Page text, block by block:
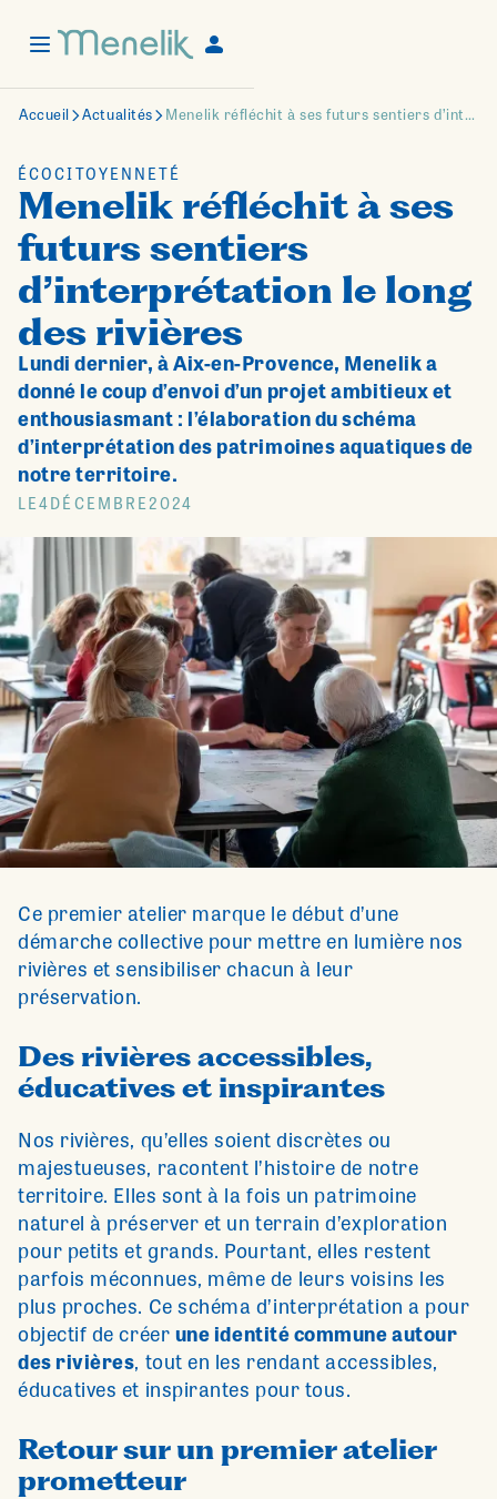
Accueil Actualités Menelik réfléchit à ses futurs sentiers d’interprétation le long des rivières
ÉCOCITOYENNETÉ
Menelik réfléchit à ses
futurs sentiers
d’interprétation le long
des rivières
Lundi dernier, à Aix-en-Provence, Menelik a
donné le coup d’envoi d’un projet ambitieux et
enthousiasmant : l’élaboration du schéma
d’interprétation des patrimoines aquatiques de
notre territoire.
LE4 DÉCEMBRE2024
Ce premier atelier marque le début d’une
démarche collective pour mettre en lumière nos
rivières et sensibiliser chacun à leur
préservation.
Des rivières accessibles,
éducatives et inspirantes
Nos rivières, qu’elles soient discrètes ou
majestueuses, racontent l’histoire de notre
territoire. Elles sont à la fois un patrimoine
naturel à préserver et un terrain d’exploration
pour petits et grands. Pourtant, elles restent
parfois méconnues, même de leurs voisins les
plus proches. Ce schéma d’interprétation a pour
objectif de créer une identité commune autour
des rivières, tout en les rendant accessibles,
éducatives et inspirantes pour tous.
Retour sur un premier atelier
prometteur